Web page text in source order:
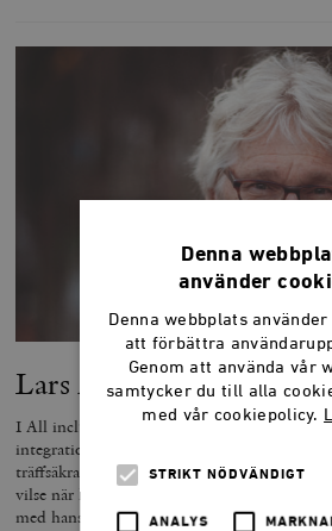
Lars Åberg går vilse i det
I All inclusive möter journalisten Lars
integrationspolitikens tillkortakommanden.
träffsäkra och viktiga observationer, men
vilse när han försöker förstå en omgivning
med hans personliga föreställningar.
Denna
använder
Denna webbplats
att förbättra
Genom att använda vår
samtycker du till alla
med vår cookiepolicy.
STRIKT NÖDVÄNDIGT
ANALYS